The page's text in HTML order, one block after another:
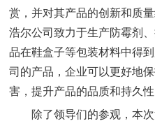
赏，并对其产品的创新和质
浩尔公司致力于生产防霉剂
品在鞋盒子等包装材料中得
司的产品，企业可以更好地
害，提升产品的品质和持久性
除了领导们的参观，本